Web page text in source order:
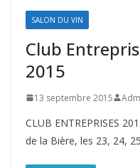
SALON DU VIN
Club
2015
13 septembre 2015
CLUB ENTREPRISES
de la Bière, les 23, 24,